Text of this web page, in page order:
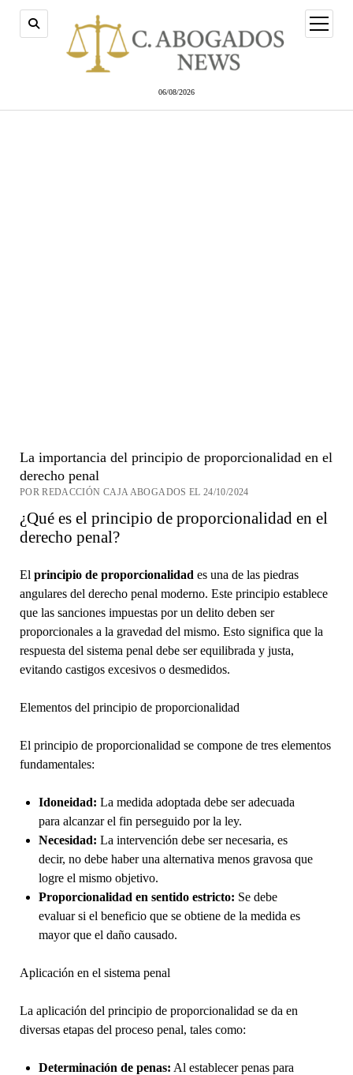
06/08/2026
abrir
menú
La importancia del principio de proporcionalidad en el
derecho penal
POR REDACCIÓN CAJA ABOGADOS EL 24/10/2024
¿Qué es el principio de proporcionalidad en el
derecho penal?
El principio de proporcionalidad es una de las piedras
angulares del derecho penal moderno. Este principio establece
que las sanciones impuestas por un delito deben ser
proporcionales a la gravedad del mismo. Esto significa que la
respuesta del sistema penal debe ser equilibrada y justa,
evitando castigos excesivos o desmedidos.
Elementos del principio de proporcionalidad
El principio de proporcionalidad se compone de tres elementos
fundamentales:
Idoneidad: La medida adoptada debe ser adecuada
para alcanzar el fin perseguido por la ley.
Necesidad: La intervención debe ser necesaria, es
decir, no debe haber una alternativa menos gravosa que
logre el mismo objetivo.
Proporcionalidad en sentido estricto: Se debe
evaluar si el beneficio que se obtiene de la medida es
mayor que el daño causado.
Aplicación en el sistema penal
La aplicación del principio de proporcionalidad se da en
diversas etapas del proceso penal, tales como:
Determinación de penas: Al establecer penas para